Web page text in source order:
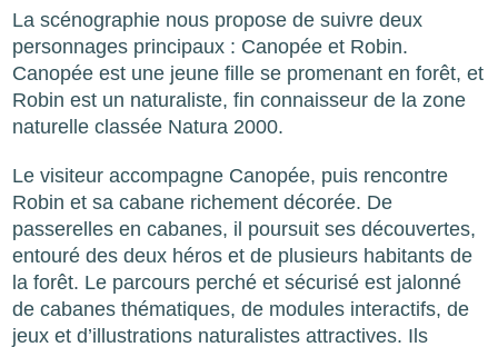
La scénographie nous propose de suivre deux
personnages principaux : Canopée et Robin.
Canopée est une jeune fille se promenant en forêt, et
Robin est un naturaliste, fin connaisseur de la zone
naturelle classée Natura 2000.
Le visiteur accompagne Canopée, puis rencontre
Robin et sa cabane richement décorée. De
passerelles en cabanes, il poursuit ses découvertes,
entouré des deux héros et de plusieurs habitants de
la forêt. Le parcours perché et sécurisé est jalonné
de cabanes thématiques, de modules interactifs, de
jeux et d’illustrations naturalistes attractives. Ils